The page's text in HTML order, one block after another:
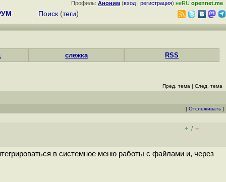
Профиль: Аноним (вход | регистрация) неRU opennet.me
Поиск (теги)
слежка RSS
Пред. тема | След. тема
[ Отслеживать ]
+ / –
в системное меню работы с файлами и, через